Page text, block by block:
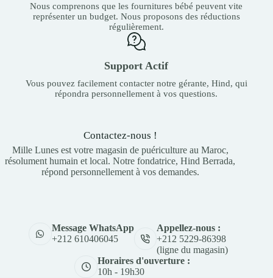
Nous comprenons que les fournitures bébé peuvent vite
représenter un budget. Nous proposons des réductions
régulièrement.
Support Actif
Vous pouvez facilement contacter notre gérante, Hind, qui
répondra personnellement à vos questions.
Contactez-nous !
Mille Lunes est votre magasin de puériculture au Maroc,
résolument humain et local. Notre fondatrice, Hind Berrada,
répond personnellement à vos demandes.
Message WhatsApp
+212 610406045
Appellez-nous :
+212 5229-86398
(ligne du magasin)
Horaires d'ouverture :
10h - 19h30